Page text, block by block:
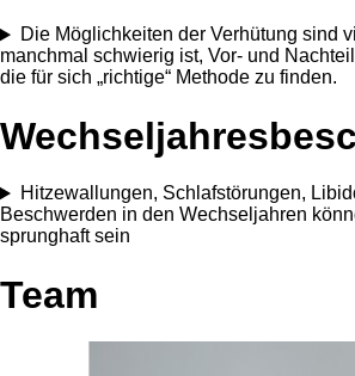
Die Möglichkeiten der Verhütung sind
manchmal schwierig ist, Vor- und
die für sich „richtige“ Methode zu finden.
Hitzewallungen, Schlafstörungen,
Beschwerden in den Wechseljahren
sprunghaft sein
Team